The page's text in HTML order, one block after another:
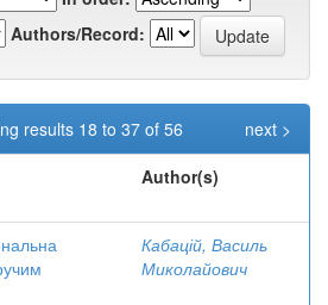
Authors/Record:
results 18 to 37 of 56
next >
Author(s)
Кабацій, Василь
Миколайович